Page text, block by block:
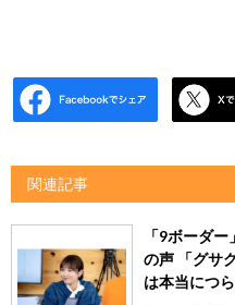
関連記事
「9ボーダ
の声 「グサ
は本当につら